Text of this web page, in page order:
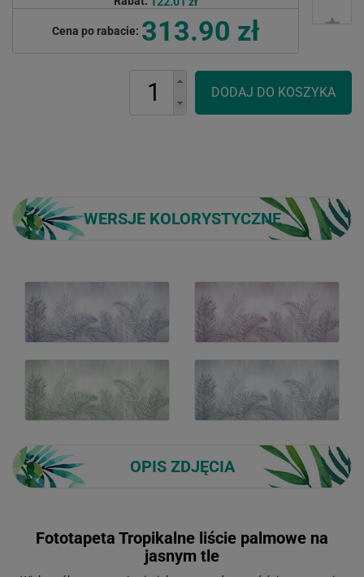
Cena po rabacie: 313.90 zł
WERSJE KOLORYSTYCZNE
OPIS ZDJĘCIA
Fototapeta Tropikalne liście palmowe na
jasnym tle